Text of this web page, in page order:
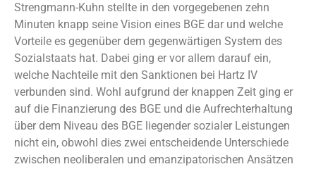
Strengmann-Kuhn stellte in den vorgegebenen zehn
Minuten knapp seine Vision eines BGE dar und welche
Vorteile es gegenüber dem gegenwärtigen System des
Sozialstaats hat. Dabei ging er vor allem darauf ein,
welche Nachteile mit den Sanktionen bei Hartz IV
verbunden sind. Wohl aufgrund der knappen Zeit ging er
auf die Finanzierung des BGE und die Aufrechterhaltung
über dem Niveau des BGE liegender sozialer Leistungen
nicht ein, obwohl dies zwei entscheidende Unterschiede
zwischen neoliberalen und emanzipatorischen Ansätzen